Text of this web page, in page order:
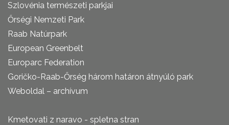
Szlovénia természeti parkjai
Őrségi Nemzeti Park
Raab Natúrpark
European Greenbelt
Europarc Federation
Goričko-Raab-Őrség három határon átnyúló park
Weboldal – archívum
Kmetovati z naravo - spletna stran